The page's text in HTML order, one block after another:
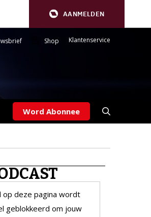
AANMELDEN
Shop Klantenservice
Word Abonnee
op deze pagina wordt
geblokkeerd om jouw